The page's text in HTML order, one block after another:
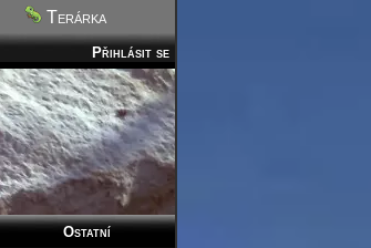
Terárka
Přihlásit se
Ostatní